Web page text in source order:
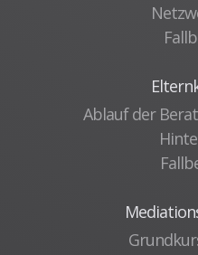
Ablauf der